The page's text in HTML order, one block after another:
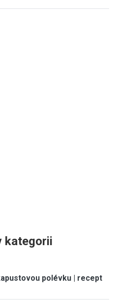
kategorii
polévku | recept